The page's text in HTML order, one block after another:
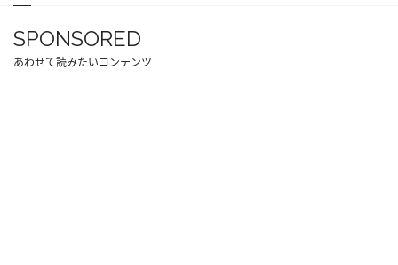
SPONSORED
あわせて読みたいコンテンツ